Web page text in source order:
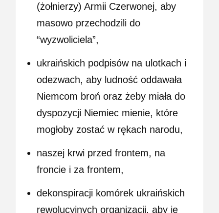
(żołnierzy) Armii Czerwonej, aby
masowo przechodzili do
“wyzwoliciela”,
ukraińskich podpisów na ulotkach i
odezwach, aby ludność oddawała
Niemcom broń oraz żeby miała do
dyspozycji Niemiec mienie, które
mogłoby zostać w rękach narodu,
naszej krwi przed frontem, na
froncie i za frontem,
dekonspiracji komórek ukraińskich
rewolucyjnych organizacji, aby je